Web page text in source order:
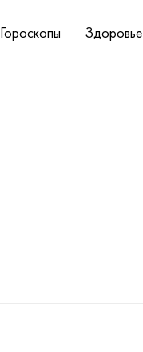
Гороскопы Здоровье